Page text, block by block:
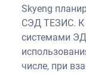
Skyeng
СЭД ТЕЗИС. К
системами
числе, при